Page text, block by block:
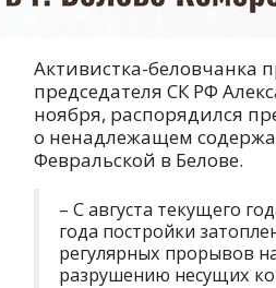
Активистка-беловчанка
председателя СК РФ
ноября, распорядился
о ненадлежащем
Февральской в Белове.
– С августа текущего
года постройки
регулярных прорывов
разрушению несущих